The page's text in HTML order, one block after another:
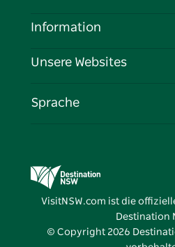
Cookie-Hinweis
Reiseziele
Veranstaltungen
Information
Reiseinformationen
Unternehmen in NSW
Unsere Websites
Destination NSW
Vivid Sydney
Sprache
VisitNSW.com ist die
Destination
© Copyright 2026